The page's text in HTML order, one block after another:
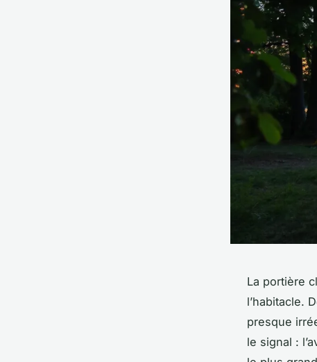
La portière
l’habitacle.
presque
le signal :